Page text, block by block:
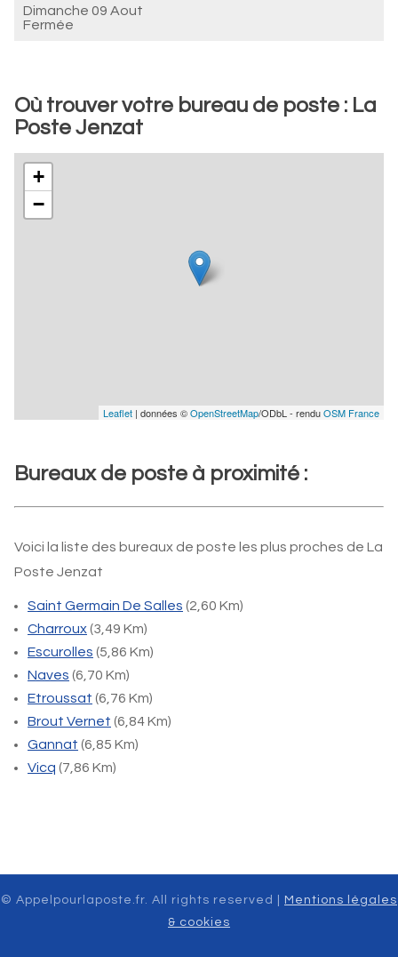
Dimanche 09 Aout
Fermée
Où trouver votre bureau de poste : La
Poste Jenzat
+
−
Leaflet | données ©OpenStreetMap/ODbL - renduOSM France
Bureaux de poste à proximité :
Voici la liste des bureaux de poste les plus proches de La
Poste Jenzat
Saint Germain De Salles (2,60 Km)
Charroux(3,49 Km)
Escurolles (5,86 Km)
Naves (6,70 Km)
Etroussat (6,76 Km)
Brout Vernet (6,84 Km)
Gannat (6,85 Km)
Vicq (7,86 Km)
© Appelpourlaposte.fr. All rights reserved |
Mentions légales
& cookies